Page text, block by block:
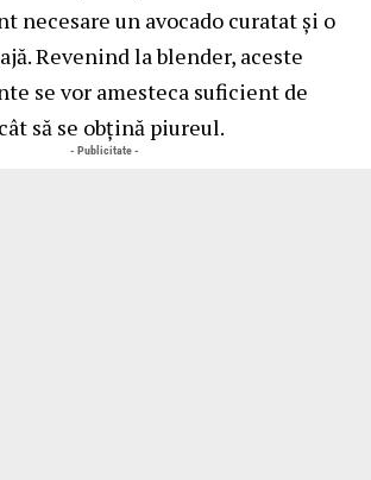
necesare un avocado curatat și o
Revenind la blender, aceste
se vor amesteca suficient de
să se obțină piureul.
- Publicitate -